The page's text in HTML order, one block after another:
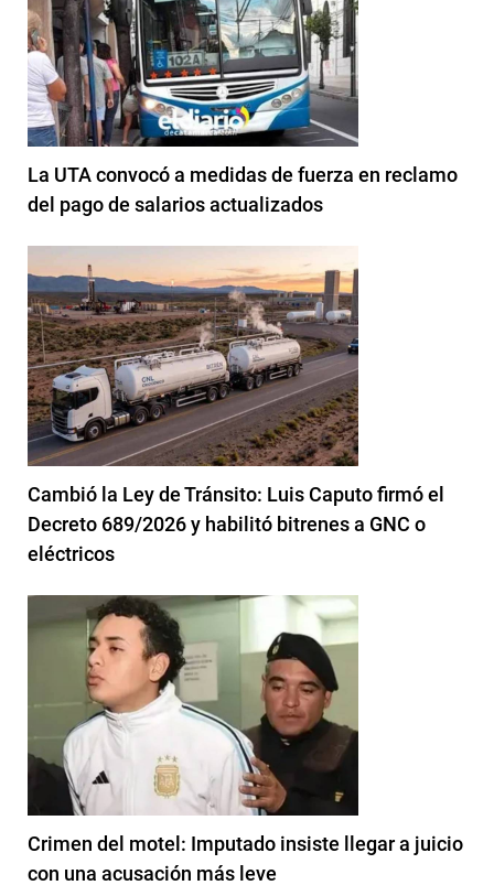
La UTA convocó a medidas de fuerza en reclamo
del pago de salarios actualizados
Cambió la Ley de Tránsito: Luis Caputo firmó el
Decreto 689/2026 y habilitó bitrenes a GNC o
eléctricos
Crimen del motel: Imputado insiste llegar a juicio
con una acusación más leve